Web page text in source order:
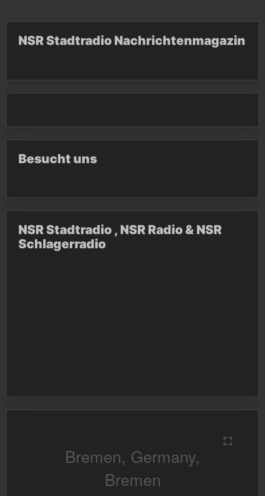
NSR Stadtradio Nachrichtenmagazin
Besucht uns
NSR Stadtradio , NSR Radio & NSR
Schlagerradio